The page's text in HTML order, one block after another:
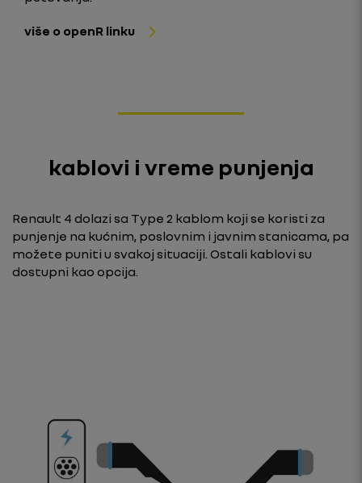
više o openR linku
kablovi i vreme punjenja
Renault 4 dolazi sa Type 2 kablom koji se koristi za
punjenje na kućnim, poslovnim i javnim stanicama, pa
možete puniti u svakoj situaciji. Ostali kablovi su
dostupni kao opcija.